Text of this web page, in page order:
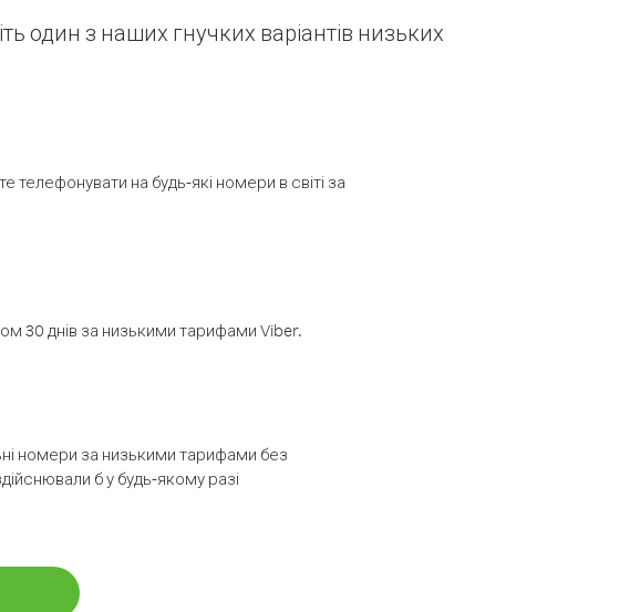
один з наших гнучких варіантів низьких
на будь-які номери в світі за
30 днів за низькими тарифами Viber.
номери за низькими тарифами без
б у будь-якому разі